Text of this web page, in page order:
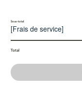
Sous-total
[Frais de service]
Total